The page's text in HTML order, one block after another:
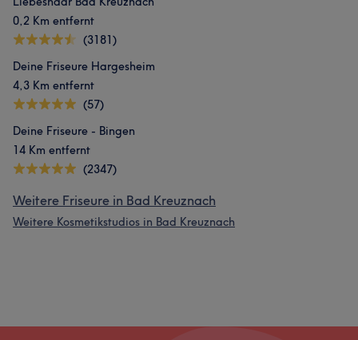
0,2 Km entfernt
(3181)
Deine Friseure Hargesheim
4,3 Km entfernt
(57)
Deine Friseure - Bingen
14 Km entfernt
(2347)
Weitere Friseure in Bad Kreuznach
Weitere Kosmetikstudios in Bad Kreuznach